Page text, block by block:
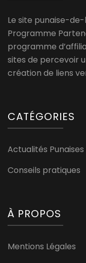
Le site punaise-
Programme
programme
sites de percevoir
création de liens
CATÉGORIES
Actualités Punaises
Conseils pratiques
À PROPOS
Mentions Légales